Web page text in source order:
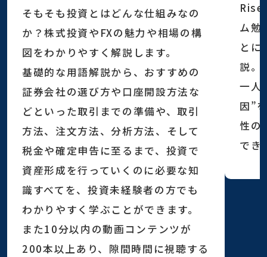
そもそも投資とはどんな仕組みなの
か？株式投資やFXの魅力や相場の構
図をわかりやすく解説します。
基礎的な用語解説から、おすすめの
証券会社の選び方や口座開設方法な
どといった取引までの準備や、取引
方法、注文方法、分析方法、そして
税金や確定申告に至るまで、投資で
資産形成を行っていくのに必要な知
識すべてを、投資未経験者の方でも
わかりやすく学ぶことができます。
また10分以内の動画コンテンツが
200本以上あり、隙間時間に視聴する
Rise
ム勉
とに
説。
一人
因”
性の
でき